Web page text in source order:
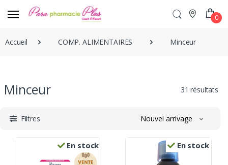
0
Accueil COMP. ALIMENTAIRES Minceur
Minceur 31 résultats
Filtres Nouvel arrivage
En stock En stock